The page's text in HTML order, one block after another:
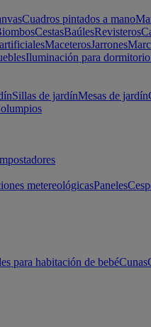
Cuadros pintados a mano
CestasBaúlesRevisteros
MaceterosJarrones
Iluminación para dormitorio
Sillas de jardínMesas de jardín
metereológicasPaneles
para habitación de bebéCunas